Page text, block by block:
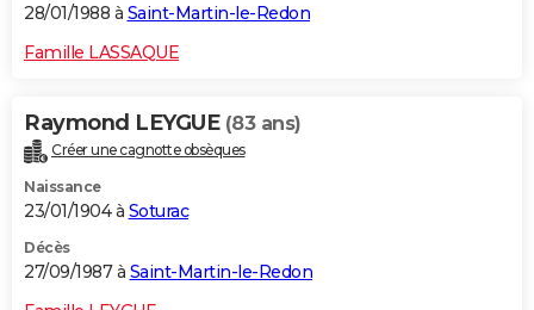
28/01/1988 à Saint-Martin-le-Redon
Famille LASSAQUE
Raymond LEYGUE (83 ans)
Créer une cagnotte obsèques
Naissance
23/01/1904 à Soturac
Décès
27/09/1987 à Saint-Martin-le-Redon